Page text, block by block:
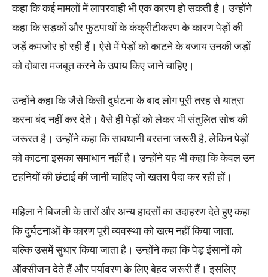
कहा कि कई मामलों में लापरवाही भी एक कारण हो सकती है। उन्होंने
कहा कि सड़कों और फुटपाथों के कंक्रीटीकरण के कारण पेड़ों की
जड़ें कमजोर हो रही हैं। ऐसे में पेड़ों को काटने के बजाय उनकी जड़ों
को दोबारा मजबूत करने के उपाय किए जाने चाहिए।
उन्होंने कहा कि जैसे किसी दुर्घटना के बाद लोग पूरी तरह से यात्रा
करना बंद नहीं कर देते। वैसे ही पेड़ों को लेकर भी संतुलित सोच की
जरूरत है। उन्होंने कहा कि सावधानी बरतना जरूरी है, लेकिन पेड़ों
को काटना इसका समाधान नहीं है। उन्होंने यह भी कहा कि केवल उन
टहनियों की छंटाई की जानी चाहिए जो खतरा पैदा कर रही हों।
महिला ने बिजली के तारों और अन्य हादसों का उदाहरण देते हुए कहा
कि दुर्घटनाओं के कारण पूरी व्यवस्था को खत्म नहीं किया जाता,
बल्कि उसमें सुधार किया जाता है। उन्होंने कहा कि पेड़ इंसानों को
ऑक्सीजन देते हैं और पर्यावरण के लिए बेहद जरूरी हैं। इसलिए